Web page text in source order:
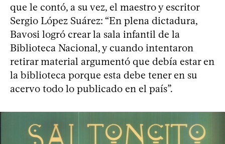
que le contó, a su vez, el maestro y escritor
Sergio López Suárez: “En plena dictadura,
Bavosi logró crear la sala infantil de la
Biblioteca Nacional, y cuando intentaron
retirar material argumentó que debía estar en
la biblioteca porque esta debe tener en su
acervo todo lo publicado en el país”.